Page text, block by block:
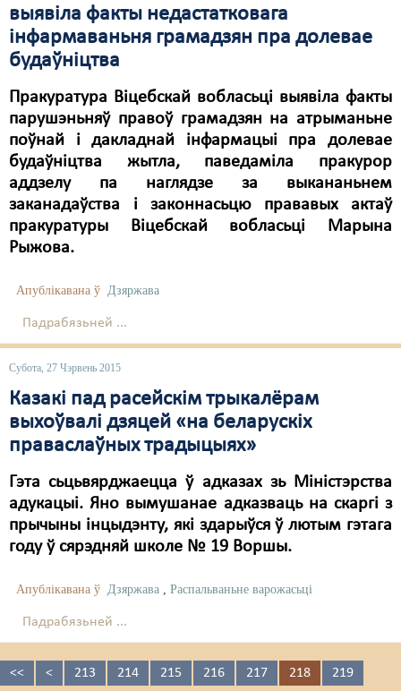
выявіла факты недастатковага
інфармаваньня грамадзян пра долевае
будаўніцтва
Пракуратура Віцебскай вобласьці выявіла факты
парушэньняў правоў грамадзян на атрыманьне
поўнай і дакладнай інфармацыі пра долевае
будаўніцтва жытла, паведаміла пракурор
аддзелу па наглядзе за выкананьнем
заканадаўства і законнасьцю прававых актаў
пракуратуры Віцебскай вобласьці Марына
Рыжова.
Апублікавана ў Дзяржава
Падрабязьней ...
Субота, 27 Чэрвень 2015
Казакі пад расейскім трыкалёрам
выхоўвалі дзяцей «на беларускіх
праваслаўных традыцыях»
Гэта сьцьвярджаецца ў адказах зь Міністэрства
адукацыі. Яно вымушанае адказваць на скаргі з
прычыны інцыдэнту, які здарыўся ў лютым гэтага
году ў сярэдняй школе № 19 Воршы.
Апублікавана ў Дзяржава , Распальваньне варожасьці
Падрабязьней ...
<< < 213 214 215 216 217 218 219